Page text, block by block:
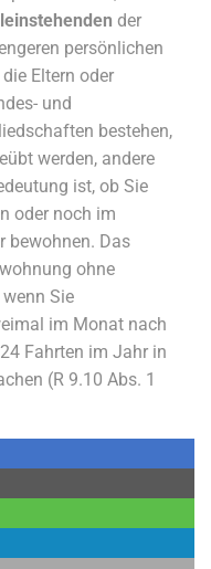
der
persönlichen
Eltern oder
und
bestehen,
werden, andere
ist, ob Sie
oder noch im
bewohnen. Das
ohne
Sie
im Monat nach
Fahrten im Jahr in
(R 9.10 Abs. 1